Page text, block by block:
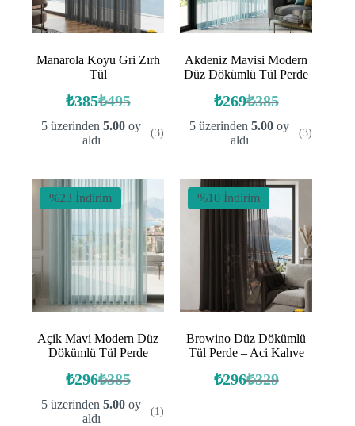
Manarola Koyu Gri Zırh
Tül
₺495
Orijinal
fiyat:
₺495.
₺385Şu
andaki
fiyat:
5 üzerinden5.00 oy
aldı
(3)
Akdeniz Mavisi Modern
Düz Dökümlü Tül Perde
₺385
Orijinal
fiyat:
₺385.
₺269Şu
andaki
fiyat:
5 üzerinden5.00 oy
aldı
(3)
%23 İndirim
Açik Mavi Modern Düz
Dökümlü Tül Perde
₺385
Orijinal
fiyat:
₺385.
₺296Şu
andaki
fiyat:
5 üzerinden5.00 oy
aldı
(1)
%10 İndirim
Browino Düz Dökümlü
Tül Perde – Aci Kahve
₺329
Orijinal
₺296Şu